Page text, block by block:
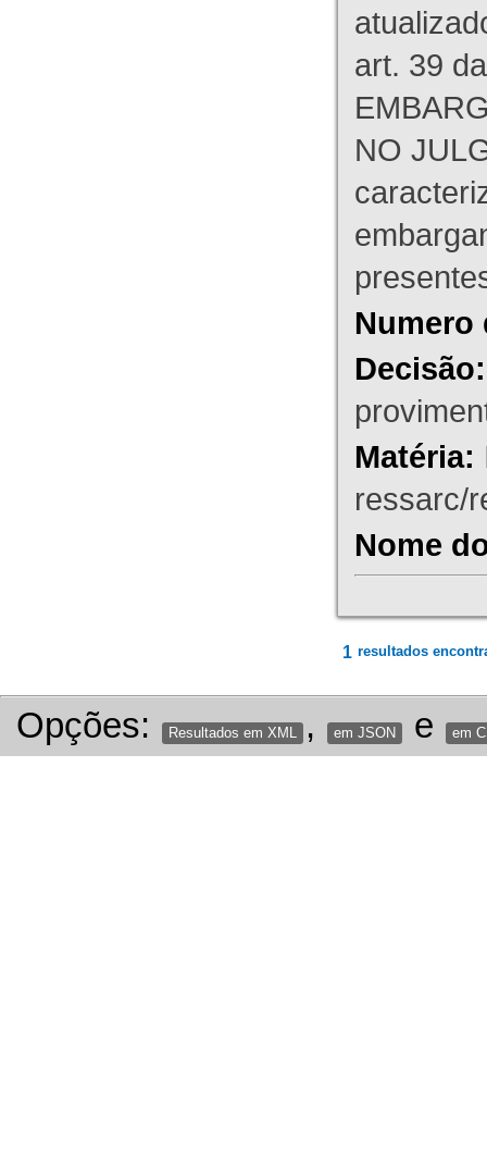
art. 39
NO
Numero
Decisão:
Matéria:
ressarc/
Nome
1 resultados
Opções: Resultados em XML , em JSON e em